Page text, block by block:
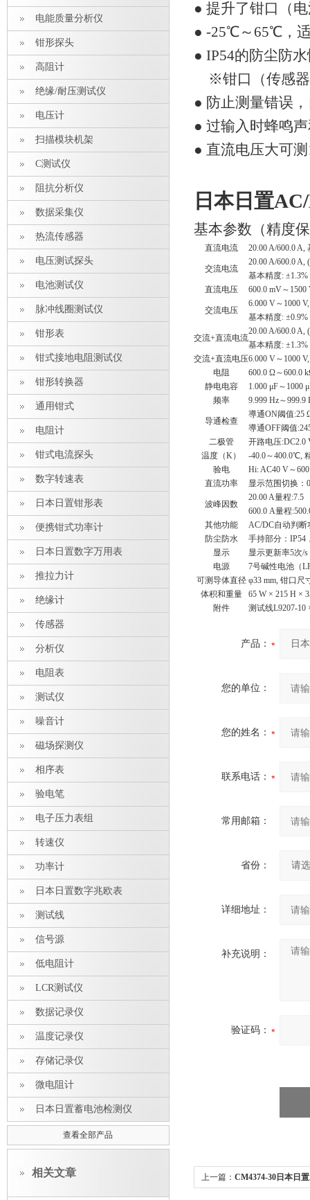
电能质量分析仪
钳形探头
高阻计
绝缘/耐压测试仪
电压计
扫描模块机架
C测试仪
阻抗分析仪
数据采集仪
热流传感器
电压测试探头
电池测试仪
脉冲线圈测试仪
钳形表
钳式接地电阻测试仪
钳形转换器
通用钳式
电阻计
钳式电流探头
数字转速表
日本日置钳形表
便携钳式功率计
日本日置数字万用表
推拉力计
绝缘计
传感器
分析仪
电阻表
测试仪
噪音计
磁场探测仪
相序表
验电笔
电子压力表组
转速仪
功率计
日本日置数字兆欧表
测试线
信号源
低电阻计
LCR测试仪
数据记录仪
温度记录仪
存储记录仪
微电阻计
日本日置蓄电池检测仪
查看全部产品
相关文章
● 提升了钳口（
● -25℃～65℃，
● IP54的防尘防
※钳口（传感器
● 防止测量错误
● 过输入时蜂鸣
● 直流电压大可
日本日置
基本参数（精度
直流电流 20.00 A/600.0 A,
交流电流
20.00 A/600.0 A,
基本精度: ±1.3%
直流电压
600.0 mV～1500
交流电压
6.000 V～1000
基本精度: ±0.9%
交流+直流电流
20.00 A/600.0 A,
基本精度: ±1.3%
交流+直流电压6.000 V～1000
电阻
600.0 Ω～600.0
静电电容
1.000 μF～1000
频率
9.999 Hz～999.9
导通检查
導通ON阈值:25
導通OFF阈值
二极管
开路电压:DC2.0
温度（K）
-40.0～400.0℃,
验电
Hi: AC40 V～
直流功率
显示范围切换：
波峰因数
20.00 A量程:7.5
600.0 A量程
其他功能
AC/DC自动判断
防尘防水
手持部分：IP54
显示
显示更新率5次/
电源
7号碱性电池（
可测导体直径 φ33 mm, 钳口尺
体积和重量
65 W × 215 H ×
附件
测试线L9207-10
产品：
您的单位：
您的姓名：
联系电话：
常用邮箱：
省份：
详细地址：
补充说明：
验证码：
上一篇： CM4374-30日本日